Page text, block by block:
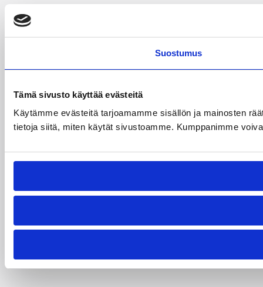
Suostumus
Tämä sivusto käyttää evästeitä
Käytämme evästeitä tarjoamamme sisällön ja mainosten
tietoja siitä, miten käytät sivustoamme. Kumppanimme